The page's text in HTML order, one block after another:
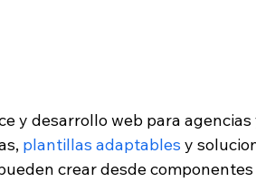
y desarrollo web para agencias
plantillas adaptables y
crear desde componentes